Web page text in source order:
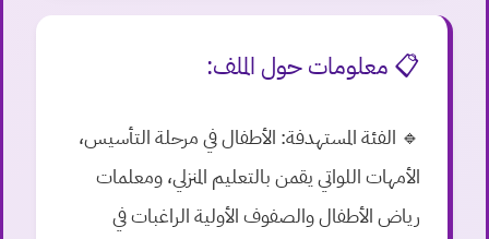
📋 معلومات حول الملف:
🔹 الفئة المستهدفة: الأطفال في مرحلة التأسيس،
الأمهات اللواتي يقمن بالتعليم المنزلي، ومعلمات
رياض الأطفال والصفوف الأولية الراغبات في